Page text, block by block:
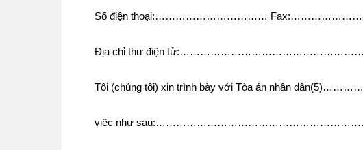
Số điện thoại:……………………………
Địa chỉ thư điện
Tôi (chúng tôi) xin trình bày với Tòa án nhân
việc như